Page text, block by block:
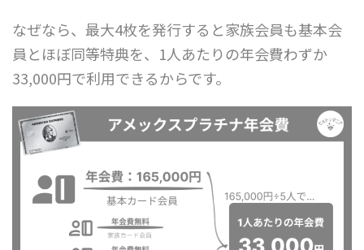
なぜなら、最大4枚を発行すると家族会員も基本会
員とほぼ同等特典を、1人あたりの年会費わずか
33,000円で利用できるからです。